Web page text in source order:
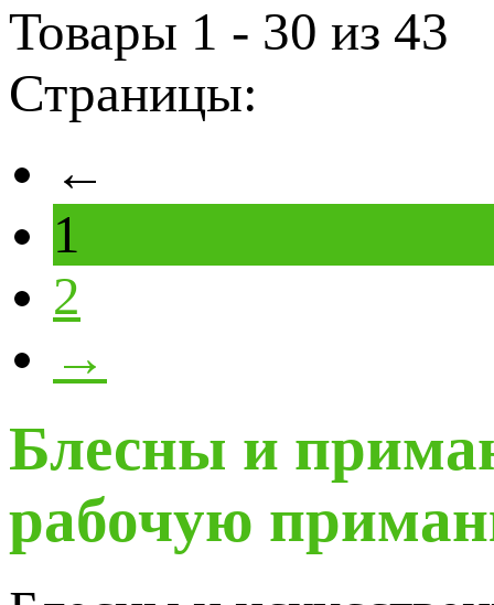
Товары 1 - 30 из 43
Страницы:
←
1
2
→
Блесны и
рабочую